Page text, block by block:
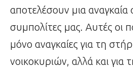
αποτελέσουν μια αναγκαία
συμπολίτες μας. Αυτές οι
μόνο αναγκαίες για τη
νοικοκυριών, αλλά και για